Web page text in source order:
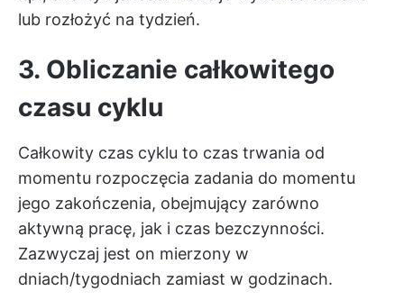
lub rozłożyć na tydzień.
3. Obliczanie całkowitego
czasu cyklu
Całkowity czas cyklu to czas trwania od
momentu rozpoczęcia zadania do momentu
jego zakończenia, obejmujący zarówno
aktywną pracę, jak i czas bezczynności.
Zazwyczaj jest on mierzony w
dniach/tygodniach zamiast w godzinach.